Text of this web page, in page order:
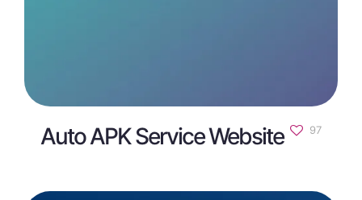
Auto APK Service Website 97